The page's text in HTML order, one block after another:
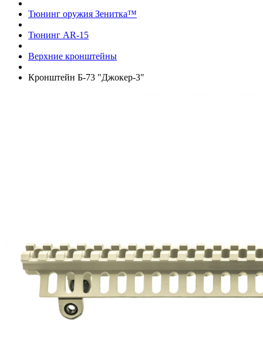
Тюнинг оружия Зенитка™
Тюнинг AR-15
Верхние кронштейны
Кронштейн Б-73 "Джокер-3"